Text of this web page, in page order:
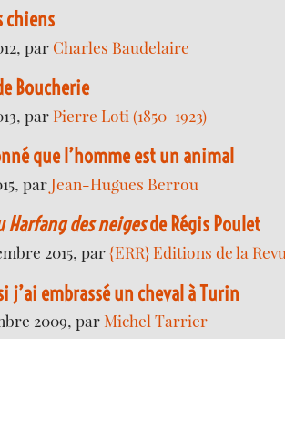
chiens
par Charles Baudelaire
Boucherie
par Pierre Loti (1850-1923)
que l’homme est un animal
parJean-Hugues Berrou
Harfang des neigesde Régis Poulet
2015, par{ERR} Editions de la
j’ai embrassé un cheval à Turin
2009, parMichel Tarrier